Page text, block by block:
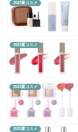
2023夏コスメ
2023夏コスメ
2023夏コスメ
2023夏コスメ